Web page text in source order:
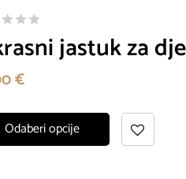
jastuk za
€
Odaberi opcije